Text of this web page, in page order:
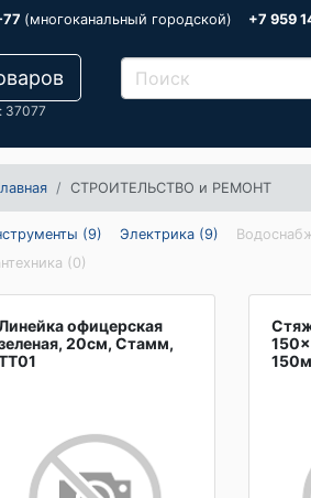
(многоканальный городской) +7 959
37077
СТРОИТЕЛЬСТВО и РЕМОНТ
(9) Электрика (9)
(0)
офицерская
20см, Стамм,